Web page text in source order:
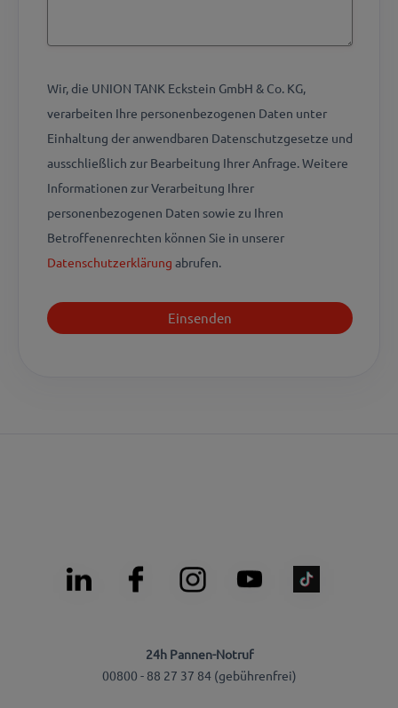
Wir, die UNION TANK Eckstein GmbH & Co. KG,
verarbeiten Ihre personenbezogenen Daten unter
Einhaltung der anwendbaren Datenschutzgesetze und
ausschließlich zur Bearbeitung Ihrer Anfrage. Weitere
Informationen zur Verarbeitung Ihrer
personenbezogenen Daten sowie zu Ihren
Betroffenenrechten können Sie in unserer
Datenschutzerklärung abrufen.
24h Pannen-Notruf
00800 - 88 27 37 84 (gebührenfrei)